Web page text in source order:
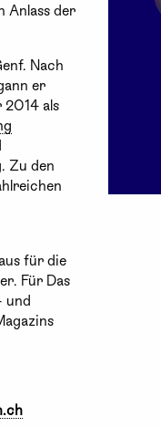
Anlass der
Nach
er
2014 als
Zu den
für die
Für Das
und